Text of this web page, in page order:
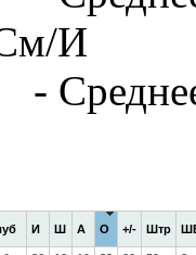
И
-
И Ш А О +/- Штр